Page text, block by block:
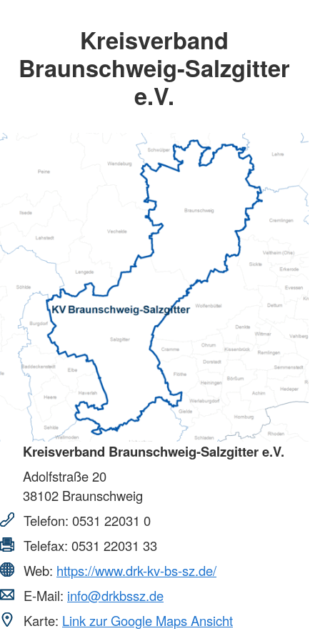
Kreisverband
Braunschweig-Salzgitter
e.V.
Kreisverband Braunschweig-Salzgitter e.V.
Adolfstraße 20
38102 Braunschweig
Telefon: 0531 22031 0
Telefax: 0531 22031 33
Web: https://www.drk-kv-bs-sz.de/
E-Mail: info@drkbssz.de
Karte: Link zur Google Maps Ansicht